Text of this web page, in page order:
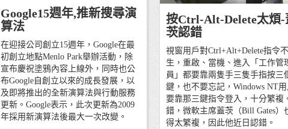
網絡資訊
Google15週年,推新搜尋演
算法
在迎接公司創立15週年，Google在最
初創立地點Menlo Park舉辦活動，除
宣布慶祝塗鴉內容上線外，同時也公
布Google自創立以來的成長發展，以
及即將推出的全新演算法與行動服務
更新。Google表示，此次更新為2009
年採用新演算法後最大一次改變。
網絡資訊
按Ctrl-Alt-Delete太煩-
茨認錯
視窗用戶對Ctrl+Alt+Delete指令
生，重啟、當機、進入「工作管
員」都要靠兩隻手三隻手指按三
鍵，也不要忘記，Windows NT
要靠那三鍵指令登入，十分繁複
錯，微軟主席蓋茨（Bill Gates）
得太繁複，因此他近日認錯。